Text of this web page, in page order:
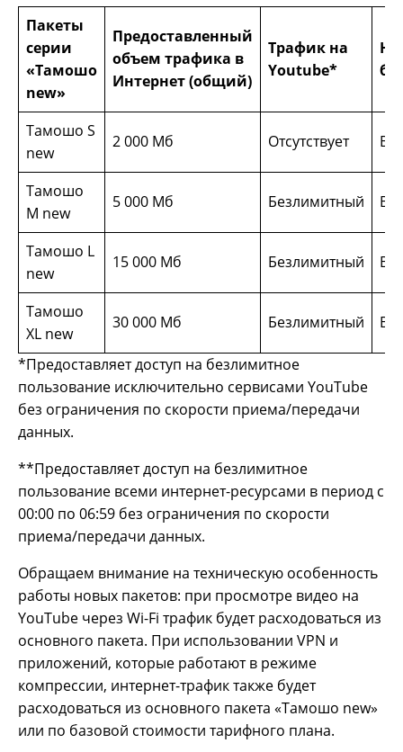
Пакеты
серии
«Тамошо
new»
Предоставленный
объем трафика в
Интернет (общий)
Трафик на
Youtube*
Тамошо S
new
2 000 Мб Отсутствует
Тамошо
M new
5 000 Мб Безлимитный
Тамошо L
new
15 000 Мб Безлимитный
Тамошо
XL new
30 000 Мб Безлимитный
*Предоставляет доступ на безлимитное
пользование исключительно сервисами YouTube
без ограничения по скорости приема/передачи
данных.
**Предоставляет доступ на безлимитное
пользование всеми интернет-ресурсами в период с
00:00 по 06:59 без ограничения по скорости
приема/передачи данных.
Обращаем внимание на техническую особенность
работы новых пакетов: при просмотре видео на
YouTube через Wi-Fi трафик будет расходоваться из
основного пакета. При использовании VPN и
приложений, которые работают в режиме
компрессии, интернет-трафик также будет
расходоваться из основного пакета «Тамошо new»
или по базовой стоимости тарифного плана.